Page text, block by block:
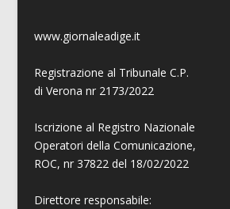
www.giornaleadige.it
Registrazione al Tribunale C.P.
di Verona nr 2173/2022
Iscrizione al Registro Nazionale
Operatori della Comunicazione,
ROC, nr 37822 del 18/02/2022
Direttore responsabile: